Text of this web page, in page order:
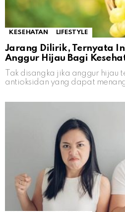
KESEHATAN LIFESTYLE
Jarang Dilirik, Ternyata
Anggur Hijau Bagi
Tak disangka jika anggur hijau
antioksidan yang dapat